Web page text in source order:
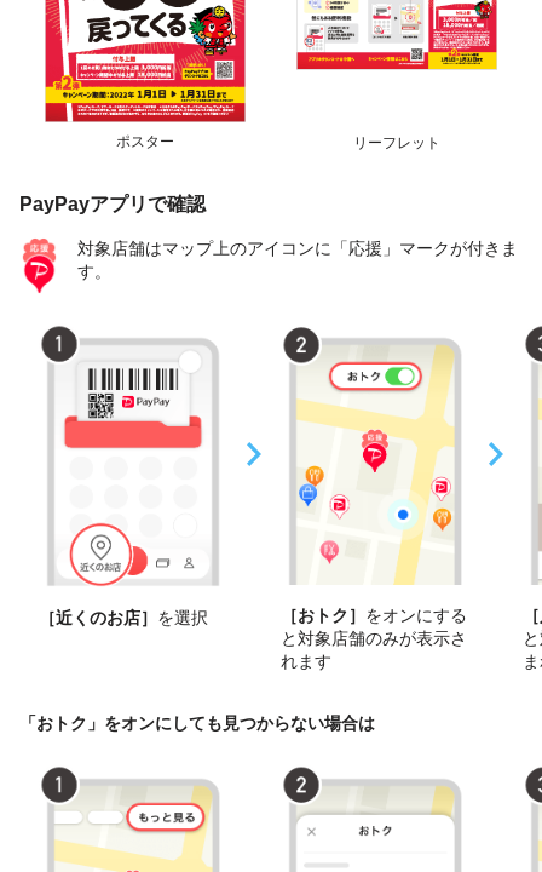
ポスター リーフレット
PayPayアプリで確認
対象店舗はマップ上のアイコンに「応援」マークが付きま
す。
［近くのお店］ を選択 ［おトク］ をオンにする
と対象店舗のみが表示さ
れます
「おトク」をオンにしても見つからない場合は